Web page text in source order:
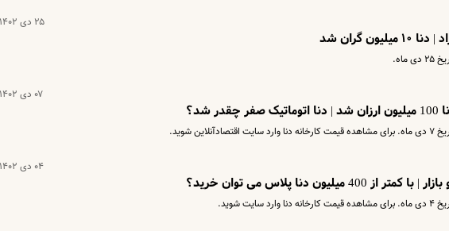
۲۵ دی ۱۴۰۲
گران شد
۰۷ دی ۱۴۰۲
شوید.
۰۴ دی ۱۴۰۲
دنا پلاس می توان خرید؟
شوید.